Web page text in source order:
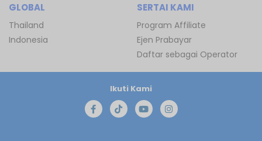
GLOBAL
Thailand
Indonesia
SERTAI KAMI
Program Affiliate
Ejen Prabayar
Daftar sebagai Operator
Ikuti Kami